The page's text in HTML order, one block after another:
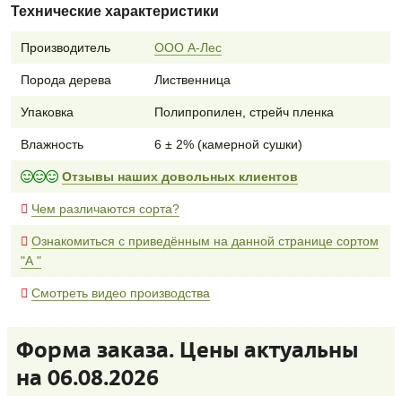
Технические характеристики
Производитель ООО А-Лес
Порода дерева Лиственница
Упаковка Полипропилен, стрейч пленка
Влажность 6 ± 2% (камерной сушки)
Отзывы наших довольных клиентов
Чем различаются сорта?
Ознакомиться с приведённым на данной странице сортом
"А "
Смотреть видео производства
Форма заказа. Цены актуальны
на 06.08.2026